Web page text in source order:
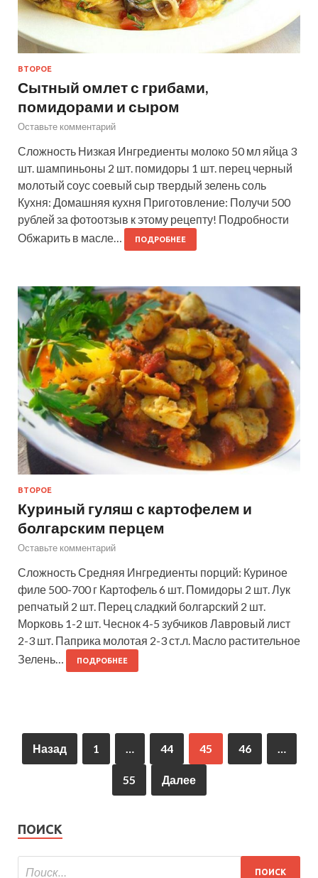
ВТОРОЕ
Сытный омлет с грибами,
помидорами и сыром
Оставьте комментарий
Сложность Низкая Ингредиенты молоко 50 мл яйца 3
шт. шампиньоны 2 шт. помидоры 1 шт. перец черный
молотый соус соевый сыр твердый зелень соль
Кухня: Домашняя кухня Приготовление: Получи 500
рублей за фотоотзыв к этому рецепту! Подробности
Обжарить в масле…
ПОДРОБНЕЕ
ВТОРОЕ
Куриный гуляш с картофелем и
болгарским перцем
Оставьте комментарий
Сложность Средняя Ингредиенты порций: Куриное
филе 500-700 г Картофель 6 шт. Помидоры 2 шт. Лук
репчатый 2 шт. Перец сладкий болгарский 2 шт.
Морковь 1-2 шт. Чеснок 4-5 зубчиков Лавровый лист
2-3 шт. Паприка молотая 2-3 ст.л. Масло растительное
Зелень…
ПОДРОБНЕЕ
Назад 1 … 44 45 46 …
55 Далее
ПОИСК